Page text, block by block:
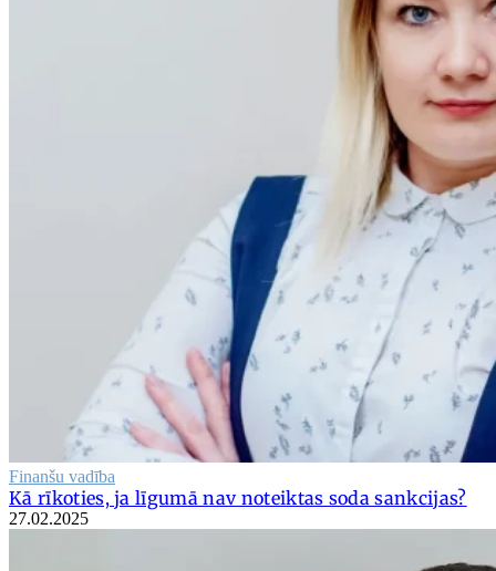
Finanšu vadība
Kā rīkoties, ja līgumā nav noteiktas soda sankcijas?
27.02.2025